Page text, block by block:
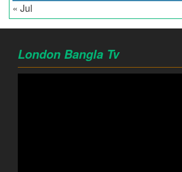
« Jul
London Bangla Tv